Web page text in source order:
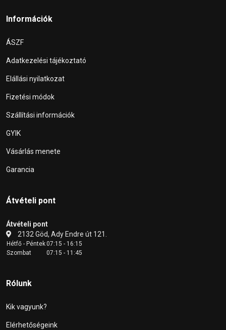
Információk
ÁSZF
Adatkezelési tájékoztató
Elállási nyilatkozat
Fizetési módok
Szállítási információk
GYIK
Vásárlás menete
Garancia
Átvételi pont
Átvételi pont
2132 Göd, Ady Endre út 121.
Hétfő - Péntek07:15 - 16:15
Szombat
07:15 - 11:45
Rólunk
Kik vagyunk?
Elérhetőségeink